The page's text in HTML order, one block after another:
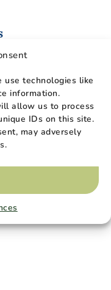
use technologies like
information.
allow us to process
IDs on this site.
may adversely
más allá, no sólo
los sacrificios
profesionales
posibles
y psicológicos
de atención
de atención
general
los